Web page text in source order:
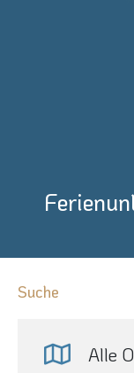
Suche
Alle